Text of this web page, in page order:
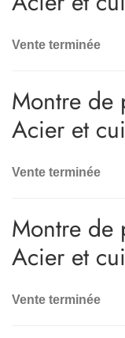
Vente terminée
Montre
Acier et
Vente terminée
Montre
Acier et
Vente terminée